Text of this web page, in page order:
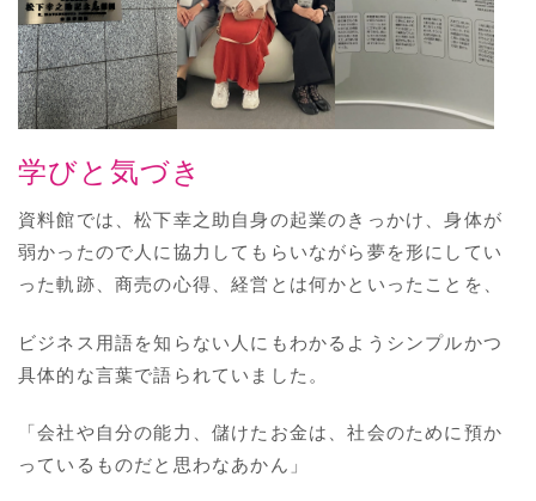
学びと気づき
資料館では、松下幸之助自身の起業のきっかけ、身体が
弱かったので人に協力してもらいながら夢を形にしてい
った軌跡、商売の心得、経営とは何かといったことを、
ビジネス用語を知らない人にもわかるようシンプルかつ
具体的な言葉で語られていました。
「会社や自分の能力、儲けたお金は、社会のために預か
っているものだと思わなあかん」